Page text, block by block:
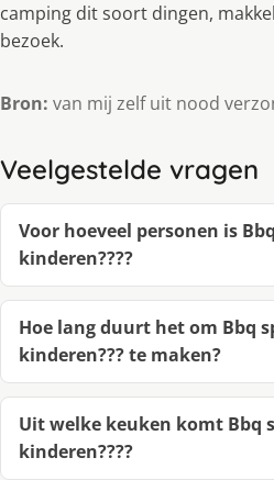
camping dit soort dingen,
bezoek.
Bron: van mij zelf uit nood
Veelgestelde vragen
Voor hoeveel personen is
kinderen????
Hoe lang duurt het om Bbq
kinderen??? te maken?
Uit welke keuken komt Bbq
kinderen????